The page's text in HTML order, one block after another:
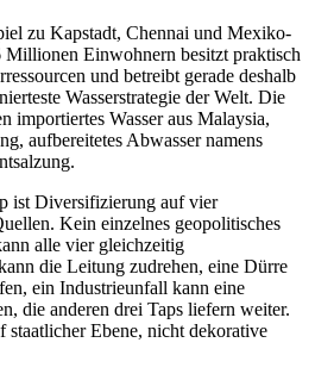
zu Kapstadt, Chennai und Mexiko-
Millionen Einwohnern besitzt praktisch
und betreibt gerade deshalb
Wasserstrategie der Welt. Die
importiertes Wasser aus Malaysia,
aufbereitetes Abwasser namens
ist Diversifizierung auf vier
Kein einzelnes geopolitisches
alle vier gleichzeitig
die Leitung zudrehen, eine Dürre
ein Industrieunfall kann eine
die anderen drei Taps liefern weiter.
staatlicher Ebene, nicht dekorative